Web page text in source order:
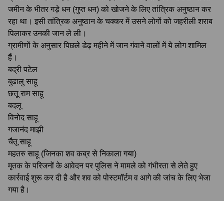
जमीन के भीतर गड़े धन (गुप्त धन) को खोजने के लिए तांत्रिक अनुष्ठान कर
रहा था। इसी तांत्रिक अनुष्ठान के चक्कर में उसने लोगों को जहरीली शराब
पिलाकर उनकी जान ले ली।
ग्रामीणों के अनुसार पिछले डेढ़ महीने में जान गंवाने वालों में ये लोग शामिल
हैं।
बद्री पटेल
बुढालु साहू
छत्तू राम साहू
बदलू
विनोद साहू
गजानंद माझी
चैतू साहू
महतरु साहू (जिनका शव कब्र से निकाला गया)
मृतक के परिजनों के आवेदन पर पुलिस ने मामले को गंभीरता से लेते हुए
कार्रवाई शुरू कर दी है और शव को पोस्टमॉर्टम व आगे की जांच के लिए भेजा
गया है।